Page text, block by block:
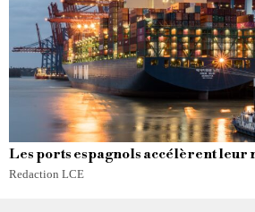
Les ports espagnols accélèrent leur
Redaction LCE